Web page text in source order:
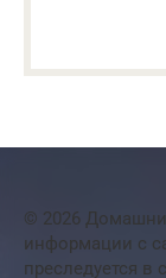
© 2026
информации с
преследуется в